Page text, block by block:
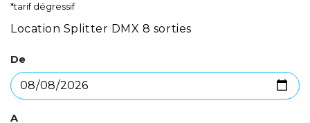
*tarif dégressif
Location Splitter DMX 8 sorties
De
A